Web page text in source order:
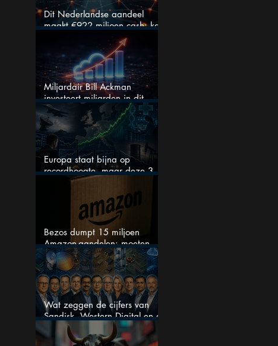
Dit Nederlandse aandeel
maakt €922 miljoen cash: kan
dit dividendaandeel blijven
Miljardair Bill Ackman
investeert miljarden in dit
techaandeel
Europa staat bijna op
recordhoogte, maar deze 3
sectoren vallen nu op
Bezos dumpt 15 miljoen
Amazon-aandelen: moeten
beleggers zich zorgen maken?
Wat zeggen de cijfers van
Sandisk, Western Digital en de
AI-Infrastructuur aandelen mij
werkelijk